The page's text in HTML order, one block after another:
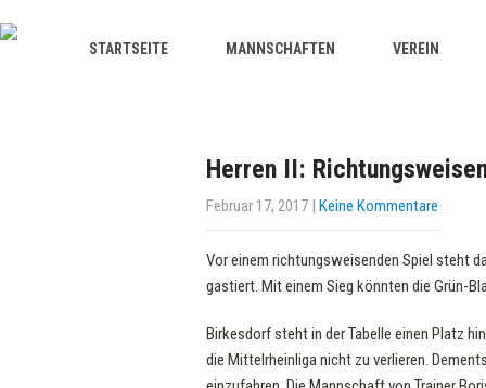
STARTSEITE MANNSCHAFTEN VEREIN
Herren II:
Februar 17, 2017 | Keine Kommentare
Vor einem richtungsweisenden Spiel steht
gastiert. Mit einem Sieg könnten die Grün-
Birkesdorf steht in der Tabelle einen Platz
die Mittelrheinliga nicht zu verlieren.